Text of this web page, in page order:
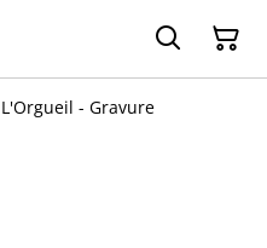
L'Orgueil - Gravure